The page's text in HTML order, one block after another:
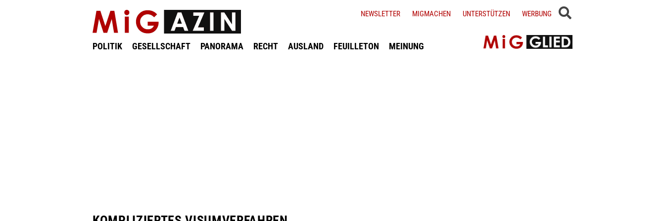
POLITIK GESELLSCHAFT PANORAMA RECHT AUSLAND FEUILLETON MEINUNG
NEWSLETTER MIGMACHEN UNTERSTÜTZEN WERBUNG